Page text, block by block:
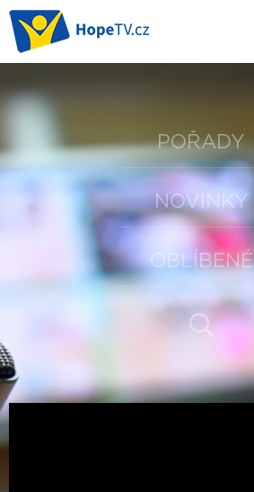
POŘADY
NOVINKY
OBLÍBENÉ